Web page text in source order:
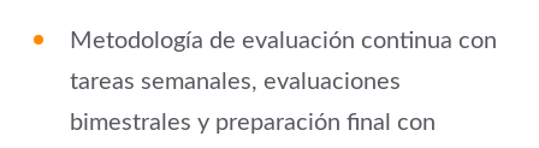
Metodología de evaluación continua con
tareas semanales, evaluaciones
bimestrales y preparación final con